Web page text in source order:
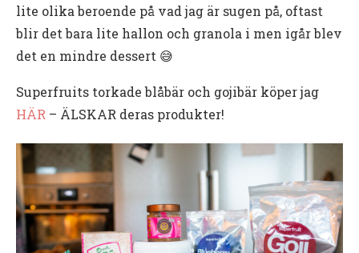
lite olika beroende på vad jag är sugen på, oftast
blir det bara lite hallon och granola i men igår blev
det en mindre dessert 😅
Superfruits torkade blåbär och gojibär köper jag
HÄR – ÄLSKAR deras produkter!